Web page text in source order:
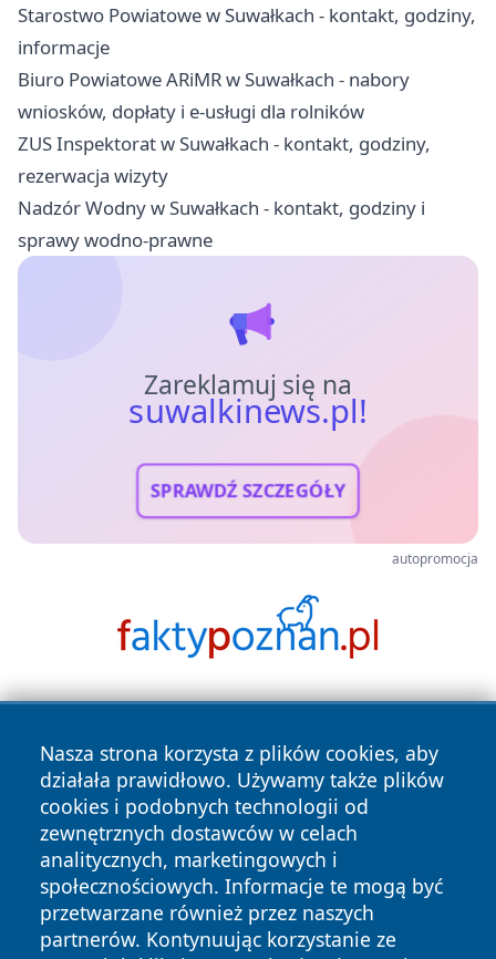
Starostwo Powiatowe w Suwałkach - kontakt, godziny,
informacje
Biuro Powiatowe ARiMR w Suwałkach - nabory
wniosków, dopłaty i e-usługi dla rolników
ZUS Inspektorat w Suwałkach - kontakt, godziny,
rezerwacja wizyty
Nadzór Wodny w Suwałkach - kontakt, godziny i
sprawy wodno-prawne
Zareklamuj się na
suwalkinews.pl!
SPRAWDŹ SZCZEGÓŁY
autopromocja
Nasza strona korzysta z plików cookies, aby
działała prawidłowo. Używamy także plików
cookies i podobnych technologii od
zewnętrznych dostawców w celach
analitycznych, marketingowych i
społecznościowych. Informacje te mogą być
przetwarzane również przez naszych
partnerów. Kontynuując korzystanie ze
Copyright © 2026 suwalkinews.pl Wszystkie prawa
zastrzeżone.
News Autorzy
Polityka
Polityka